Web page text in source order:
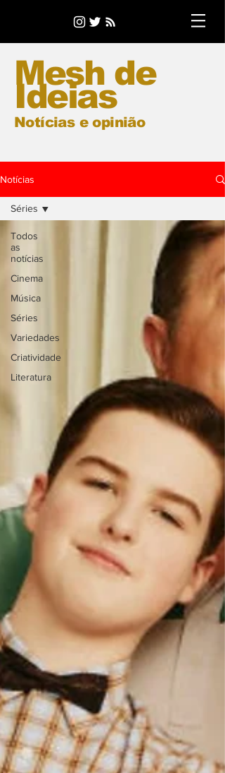
Mesh de
Ideias
Notícias e opinião
Notícias
Todos
as
notícias
Cinema
Música
Séries
Variedades
Criatividade
Literatura
Séries